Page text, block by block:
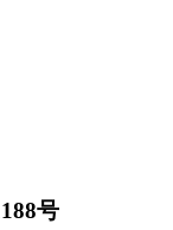
号